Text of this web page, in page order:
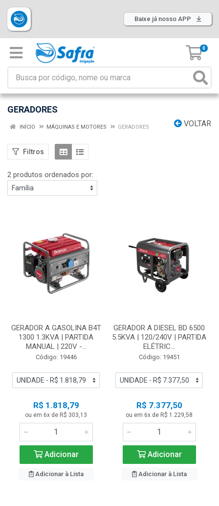
Baixe já nosso APP
0
GERADORES
VOLTAR
INÍCIO MÁQUINAS E MOTORES GERADORES
Filtros
2 produtos ordenados por:
GERADOR A GASOLINA B4T
1300 1.3KVA | PARTIDA
MANUAL | 220V -...
Código: 19446
R$ 1.818,79
ou em 6x de R$ 303,13
Adicionar
Adicionar à Lista
GERADOR A DIESEL BD 6500
5.5KVA | 120/240V | PARTIDA
ELÉTRIC...
Código: 19451
R$ 7.377,50
ou em 6x de R$ 1.229,58
Adicionar
Adicionar à Lista